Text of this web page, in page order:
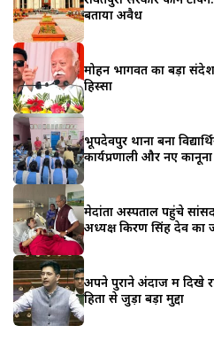
बताया अवैध
मोहन भागवत का बड़ा
हिस्सा
भूपदेवपुर थाना बना
कार्यप्रणाली और नए
मेदांता अस्पताल पहुंचे
अध्यक्ष किरण सिंह देव का
अपने पुराने अंदाज में दिखे
हितों से जुड़ा बड़ा मुद्दा